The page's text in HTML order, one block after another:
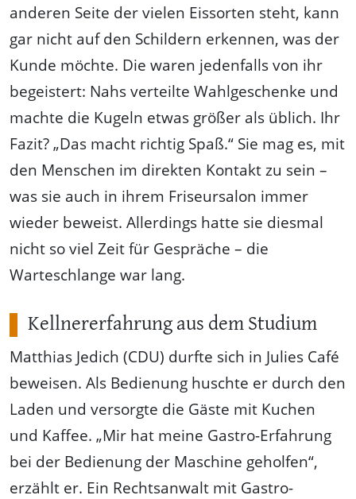
anderen Seite der vielen Eissorten steht, kann
gar nicht auf den Schildern erkennen, was der
Kunde möchte. Die waren jedenfalls von ihr
begeistert: Nahs verteilte Wahlgeschenke und
machte die Kugeln etwas größer als üblich. Ihr
Fazit? „Das macht richtig Spaß.“ Sie mag es, mit
den Menschen im direkten Kontakt zu sein –
was sie auch in ihrem Friseursalon immer
wieder beweist. Allerdings hatte sie diesmal
nicht so viel Zeit für Gespräche – die
Warteschlange war lang.
Kellnererfahrung aus dem Studium
Matthias Jedich (CDU) durfte sich in Julies Café
beweisen. Als Bedienung huschte er durch den
Laden und versorgte die Gäste mit Kuchen
und Kaffee. „Mir hat meine Gastro-Erfahrung
bei der Bedienung der Maschine geholfen“,
erzählt er. Ein Rechtsanwalt mit Gastro-